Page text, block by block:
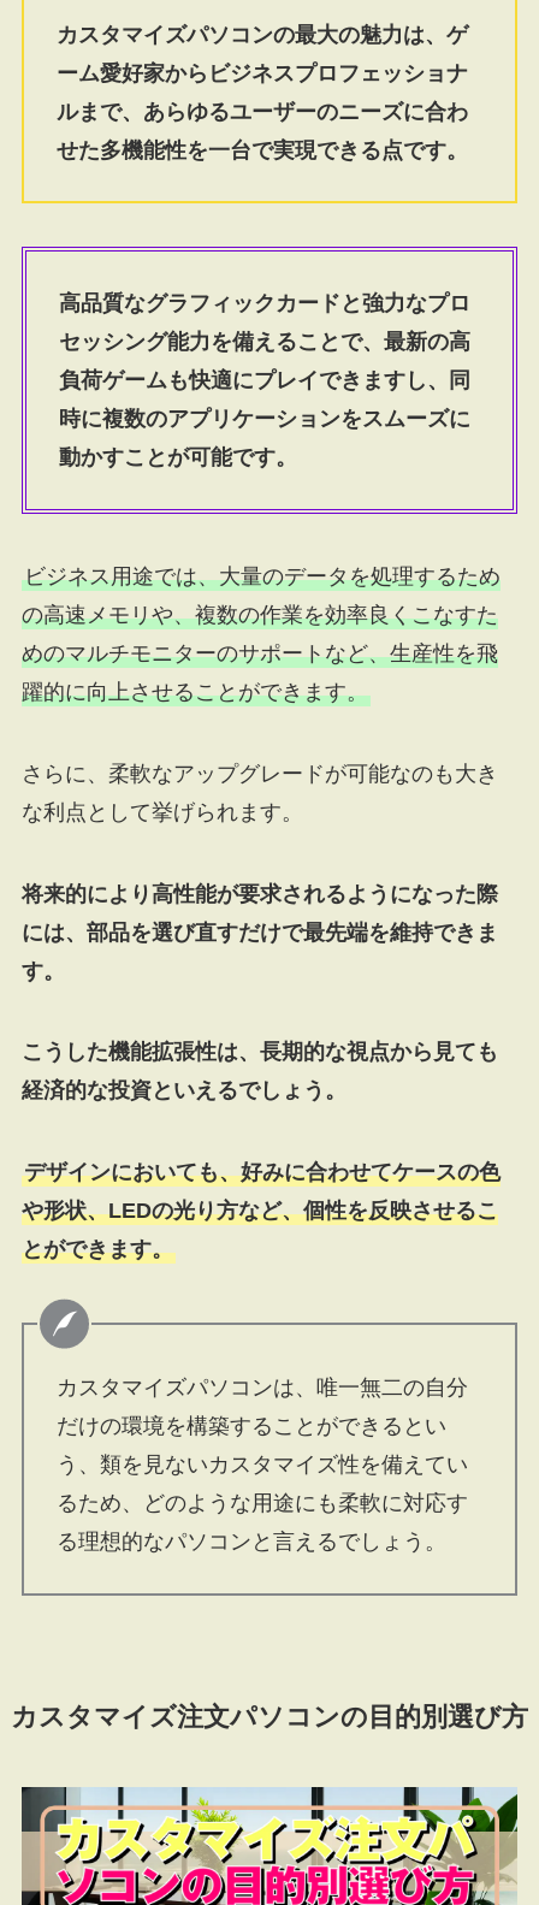
カスタマイズパソコンの最大の魅力は、ゲ
ーム愛好家からビジネスプロフェッショナ
ルまで、あらゆるユーザーのニーズに合わ
せた多機能性を一台で実現できる点です。
高品質なグラフィックカードと強力なプロ
セッシング能力を備えることで、最新の高
負荷ゲームも快適にプレイできますし、同
時に複数のアプリケーションをスムーズに
動かすことが可能です。
ビジネス用途では、大量のデータを処理するため
の高速メモリや、複数の作業を効率良くこなすた
めのマルチモニターのサポートなど、生産性を飛
躍的に向上させることができます。
さらに、柔軟なアップグレードが可能なのも大き
な利点として挙げられます。
将来的により高性能が要求されるようになった際
には、部品を選び直すだけで最先端を維持できま
す。
こうした機能拡張性は、長期的な視点から見ても
経済的な投資といえるでしょう。
デザインにおいても、好みに合わせてケースの色
や形状、LEDの光り方など、個性を反映させるこ
とができます。
カスタマイズパソコンは、唯一無二の自分
だけの環境を構築することができるとい
う、類を見ないカスタマイズ性を備えてい
るため、どのような用途にも柔軟に対応す
る理想的なパソコンと言えるでしょう。
カスタマイズ注文パソコンの目的別選び方